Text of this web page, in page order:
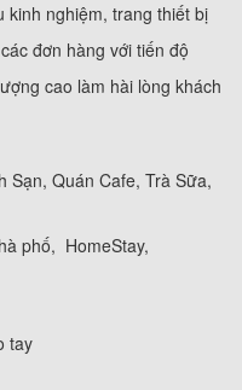
kinh nghiệm, trang thiết bị
đơn hàng với tiến độ
cao làm hài lòng khách
Sạn, Quán Cafe, Trà Sữa,
phố, HomeStay,
tay